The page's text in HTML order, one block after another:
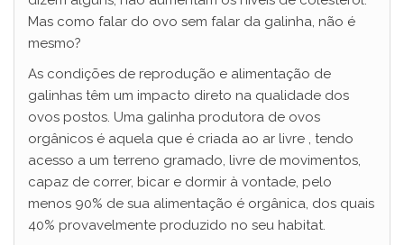
Mas como falar do ovo sem falar da galinha, não é
mesmo?
As condições de reprodução e alimentação de
galinhas têm um impacto direto na qualidade dos
ovos postos. Uma galinha produtora de ovos
orgânicos é aquela que é criada ao ar livre , tendo
acesso a um terreno gramado, livre de movimentos,
capaz de correr, bicar e dormir à vontade, pelo
menos 90% de sua alimentação é orgânica, dos quais
40% provavelmente produzido no seu habitat.